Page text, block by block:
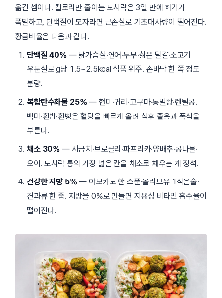
옮긴 셈이다. 칼로리만 줄이는 도시락은 3일 만에 허기가
폭발하고, 단백질이 모자라면 근손실로 기초대사량이 떨어진다.
황금비율은 다음과 같다.
단백질 40% — 닭가슴살·연어·두부·삶은 달걀·소고기
우둔살로g당 1.5~2.5kcal 식품 위주. 손바닥 한 쪽 정도
분량.
복합탄수화물 25% — 현미·귀리·고구마·통밀빵·렌틸콩.
백미·흰밥·흰빵은 혈당을 빠르게 올려 식후 졸음과 폭식을
부른다.
채소 30% — 시금치·브로콜리·파프리카·양배추·콩나물·
오이. 도시락 통의 가장 넓은 칸을 채소로 채우는 게 정석.
건강한 지방 5% — 아보카도 한 스푼·올리브유 1작은술·
견과류 한 줌. 지방을 0%로 만들면 지용성 비타민 흡수율이
떨어진다.